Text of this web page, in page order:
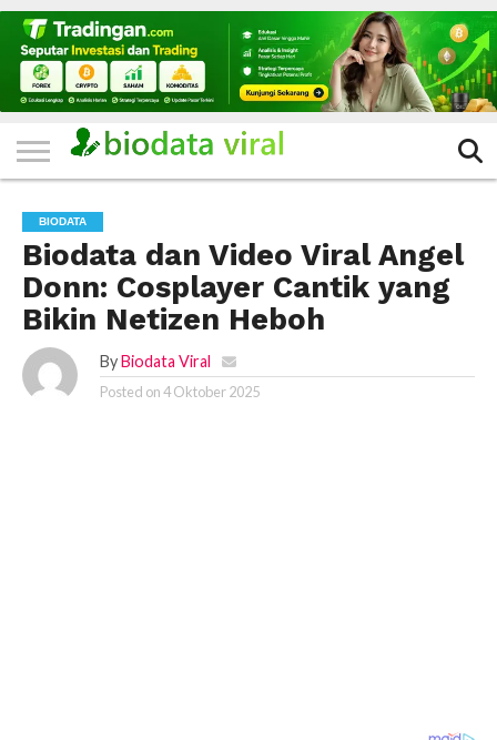
HOME
FILTER
KATEGORI
IKLAN
GRATIS
TERVIRAL
TRADING
KOMUNITAS
BERITA
BISNIS
LAINNYA
BIODATA
Biodata dan Video Viral Angel
Donn: Cosplayer Cantik yang
Bikin Netizen Heboh
By Biodata Viral
Posted on4 Oktober 2025